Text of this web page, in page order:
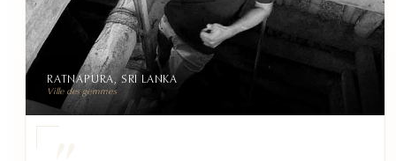
RATNAPURA, SRI LANKA
Ville des gemmes